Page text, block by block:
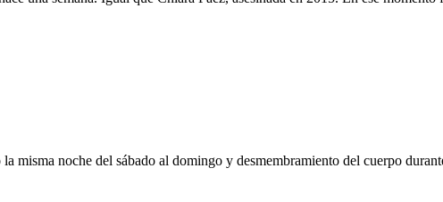
misma noche del sábado al domingo y desmembramiento del cuerpo